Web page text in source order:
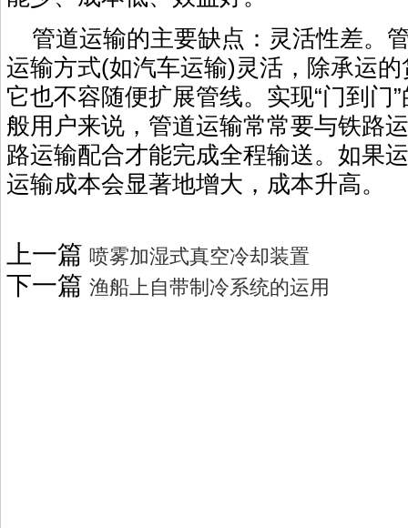
管道运输的主要缺点：灵活性差。
运输方式(如汽车运输)灵活，除承运
它也不容随便扩展管线。实现“门到门
般用户来说，管道运输常常要与铁路
路运输配合才能完成全程输送。如果
运输成本会显著地增大，成本升高。
上一篇 喷雾加湿式真空冷却装置
下一篇 渔船上自带制冷系统的运用